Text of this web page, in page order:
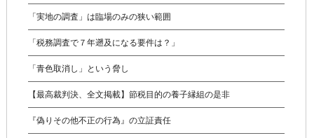
「実地の調査」は臨場のみの狭い範囲
「税務調査で７年遡及になる要件は？」
「青色取消し」という脅し
【最高裁判決、全文掲載】節税目的の養子縁組の是非
『偽りその他不正の行為』の立証責任